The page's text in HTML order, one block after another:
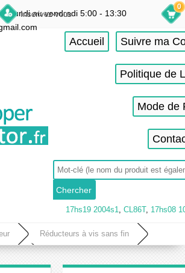
Inscrivez-vous
lundi au vendredi 5:00 - 13:30
0
Accueil Suivre ma
Politique de
Mode de
17hs19 2004s1, CL86T, 17hs08
Réducteurs à vis sans fin